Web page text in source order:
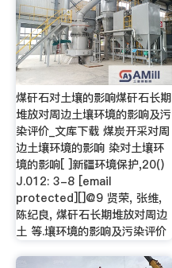
煤矸石对土壤的影响煤矸石长期
堆放对周边土壤环境的影响及污
染评价_文库下载 煤炭开采对周
边土壤环境的影响 染对土壤环
境的影响[ ]新疆环境保护,20()
J.012: 3-8 [email
protected][]@9 贤荣, 张维,
陈纪良, 煤矸石长期堆放对周边
土 等.壤环境的影响及污染评价